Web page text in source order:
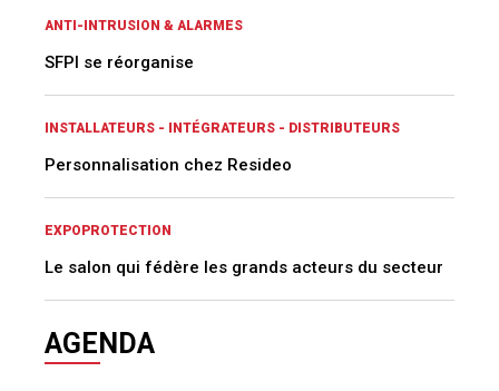
Le salon qui fédère les grands acteurs du secteur
AGENDA
AccesSecurity - SEPEM Toulouse 2026
AccesSecurity - SEPEM Toulouse 2026
Nuit de la sécurité Globale-Trophées de la sécurité